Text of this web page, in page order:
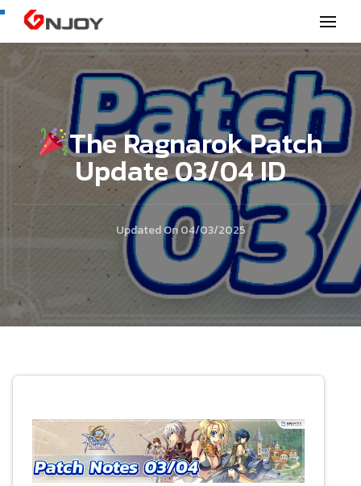
GNjoy mobile news
The Ragnarok Patch
Update 03/04 ID
Updated On04/03/2025